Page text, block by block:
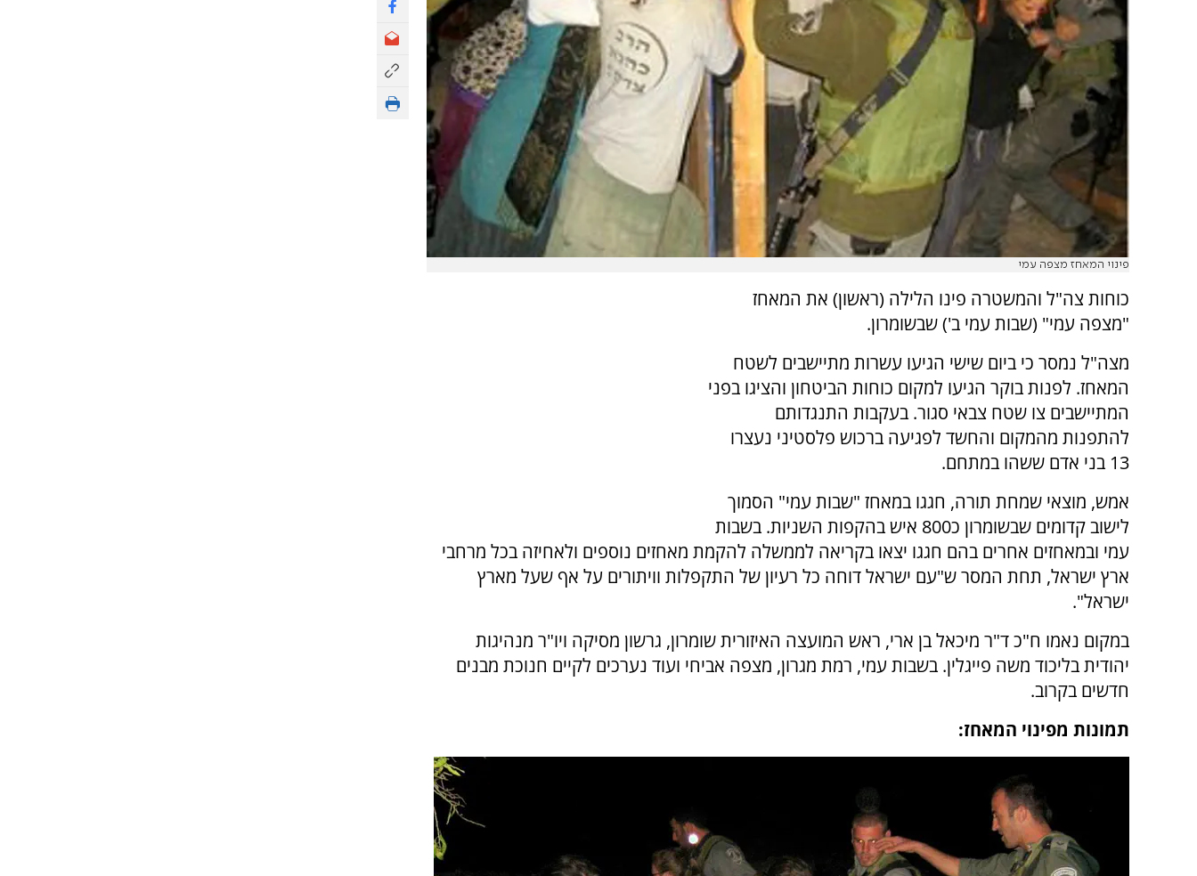
פינוי המאחז מצפה עמי
כוחות צה"ל והמשטרה פינו הלילה (ראשון) את המאחז
"מצפה עמי" (שבות עמי ב') שבשומרון.
מצה"ל נמסר כי ביום שישי הגיעו עשרות מתיישבים לשטח
המאחז. לפנות בוקר הגיעו למקום כוחות הביטחון והציגו בפני
המתיישבים צו שטח צבאי סגור. בעקבות התנגדותם
להתפנות מהמקום והחשד לפגיעה ברכוש פלסטיני נעצרו
13 בני אדם ששהו במתחם.
אמש, מוצאי שמחת תורה, חגגו במאחז "שבות עמי" הסמוך
לישוב קדומים שבשומרון כ800 איש בהקפות השניות. בשבות
עמי ובמאחזים אחרים בהם חגגו יצאו בקריאה לממשלה להקמת מאחזים נוספים ולאחיזה בכל מרחבי
ארץ ישראל, תחת המסר ש"עם ישראל דוחה כל רעיון של התקפלות וויתורים על אף שעל מארץ
ישראל".
במקום נאמו ח"כ ד"ר מיכאל בן ארי, ראש המועצה האיזורית שומרון, גרשון מסיקה ויו"ר מנהיגות
יהודית בליכוד משה פייגלין. בשבות עמי, רמת מגרון, מצפה אביחי ועוד נערכים לקיים חנוכת מבנים
חדשים בקרוב.
תמונות מפינוי המאחז: